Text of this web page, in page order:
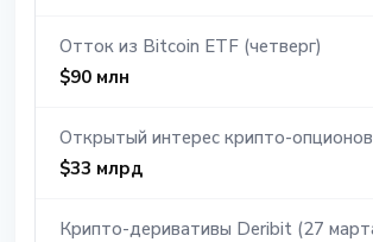
Отток из Bitcoin ETF (четверг)
$90 млн
Открытый интерес крипто-опционов
$33 млрд
Крипто-деривативы Deribit (27